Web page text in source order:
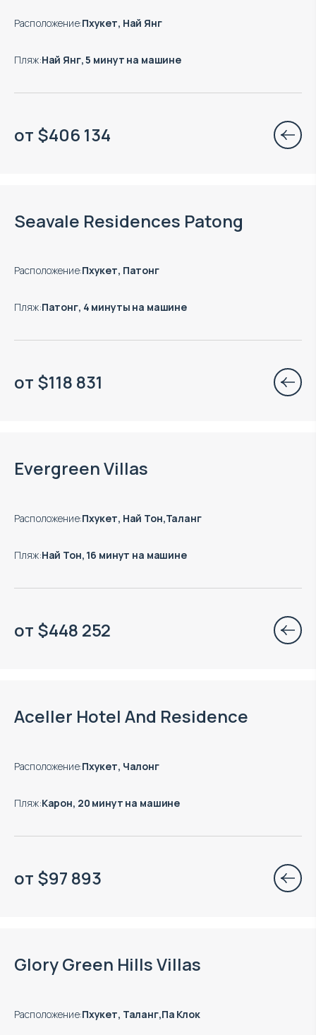
Расположение:Пхукет, Най Янг
Пляж:Най Янг, 5 минут на машине
от $406 134
Seavale Residences Patong
Расположение:Пхукет, Патонг
Пляж:Патонг, 4 минуты на машине
от $118 831
Evergreen Villas
Расположение:Пхукет, Най Тон,Таланг
Пляж:Най Тон, 16 минут на машине
от $448 252
Aceller Hotel And Residence
Расположение:Пхукет, Чалонг
Пляж:Карон, 20 минут на машине
от $97 893
Glory Green Hills Villas
Расположение:Пхукет, Таланг,Па Клок